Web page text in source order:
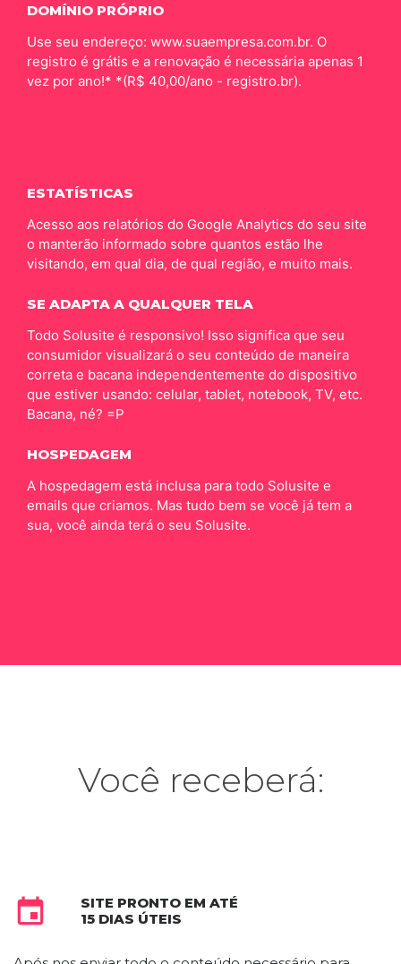
DOMÍNIO PRÓPRIO
Use seu endereço: www.suaempresa.com.br. O
registro é grátis e a renovação é necessária apenas 1
vez por ano!* *(R$ 40,00/ano - registro.br).
ESTATÍSTICAS
Acesso aos relatórios do Google Analytics do seu site
o manterão informado sobre quantos estão lhe
visitando, em qual dia, de qual região, e muito mais.
SE ADAPTA A QUALQUER TELA
Todo Solusite é responsivo! Isso significa que seu
consumidor visualizará o seu conteúdo de maneira
correta e bacana independentemente do dispositivo
que estiver usando: celular, tablet, notebook, TV, etc.
Bacana, né? =P
HOSPEDAGEM
A hospedagem está inclusa para todo Solusite e
emails que criamos. Mas tudo bem se você já tem a
sua, você ainda terá o seu Solusite.
Você receberá:

SITE PRONTO EM ATÉ
15 DIAS ÚTEIS